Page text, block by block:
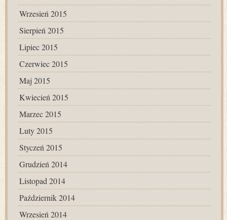
Wrzesień 2015
Sierpień 2015
Lipiec 2015
Czerwiec 2015
Maj 2015
Kwiecień 2015
Marzec 2015
Luty 2015
Styczeń 2015
Grudzień 2014
Listopad 2014
Październik 2014
Wrzesień 2014